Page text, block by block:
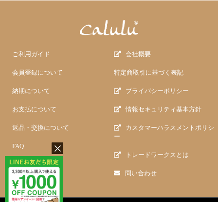
ご利用ガイド
会員登録について
納期について
お支払について
返品・交換について
FAQ
会社概要
特定商取引に基づく表記
プライバシーポリシー
情報セキュリティ基本方針
カスタマーハラスメントポリシ
ー
トレードワークスとは
問い合わせ